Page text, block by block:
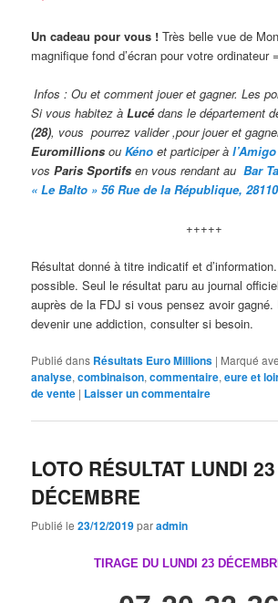
Un cadeau pour vous ! Très belle vue de
magnifique fond d’écran pour votre ordinateur
Infos : Ou et comment jouer et gagner. Les
Si vous habitez àLucé dans le département
(28), vous pourrez valider ,pour jouer et
Euromillions ouKéno et participer àl’Amigo
vosParis Sportifs en vous rendant au Bar
« Le Balto » 56 Rue de la République,
+++++
Résultat donné à titre indicatif et d’information.
possible. Seul le résultat paru au journal
auprès de la FDJ si vous pensez avoir gagné.
devenir une addiction, consulter si besoin.
Publié dans Résultats Euro Millions | Marqué
analyse,combinaison,commentaire,eure et
de vente | Laisser un commentaire
LOTO RÉSULTAT LUNDI 23
DÉCEMBRE
Publié le23/12/2019paradmin
TIRAGE DU LUNDI 23